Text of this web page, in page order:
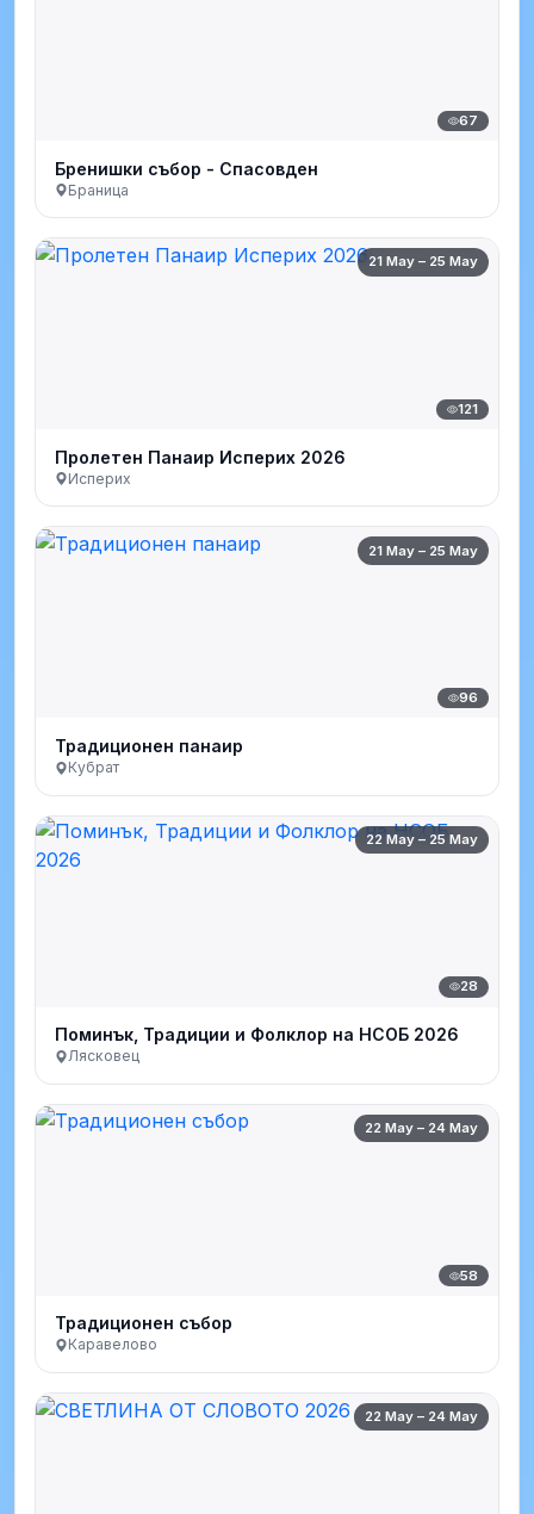
67
Бренишки събор - Спасовден
Браница
21 May – 25 May
121
Пролетен Панаир Исперих 2026
Исперих
21 May – 25 May
96
Традиционен панаир
Кубрат
22 May – 25 May
28
Поминък, Традиции и Фолклор на НСОБ 2026
Лясковец
22 May – 24 May
58
Традиционен събор
Каравелово
22 May – 24 May